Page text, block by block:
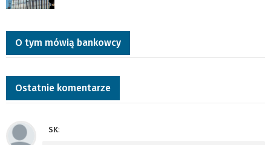
O tym mówią bankowcy
Ostatnie komentarze
SK: